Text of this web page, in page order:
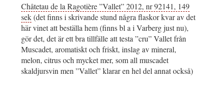
Châtetau de la Ragotière ”Vallet” 2012, nr 92141, 149
sek(det finns i skrivande stund några flaskor kvar av det
här vinet att beställa hem (finns bl a i Varberg just nu),
gör det, det är ett bra tillfälle att testa ”cru” Vallet från
Muscadet, aromatiskt och friskt, inslag av mineral,
melon, citrus och mycket mer, som all muscadet
skaldjursvin men ”Vallet” klarar en hel del annat också)